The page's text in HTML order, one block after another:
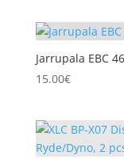
Jarrupala EBC
15.00€